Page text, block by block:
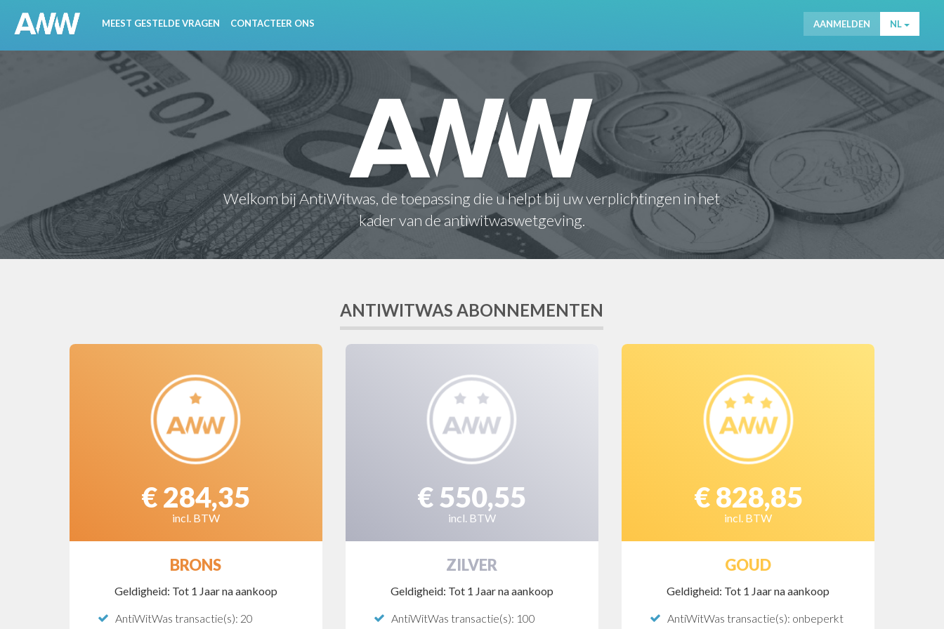
MEEST GESTELDE VRAGEN CONTACTEER ONS AANMELDEN NL
Welkom bij AntiWitwas, de toepassing die u helpt bij uw verplichtingen in het
kader van de antiwitwaswetgeving.
ANTIWITWAS ABONNEMENTEN
€ 284,35
incl. BTW
BRONS
Geldigheid: Tot 1 Jaar na aankoop
AntiWitWas transactie(s): 20
€ 550,55
incl. BTW
ZILVER
Geldigheid: Tot 1 Jaar na aankoop
AntiWitWas transactie(s): 100
€ 828,85
incl. BTW
GOUD
Geldigheid: Tot 1 Jaar na aankoop
AntiWitWas transactie(s): onbeperkt